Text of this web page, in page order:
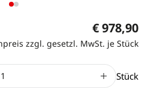
€ 978,90
zzgl. gesetzl. MwSt. je Stück
Stück